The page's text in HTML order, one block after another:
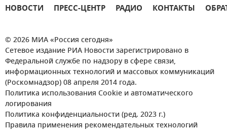
НОВОСТИ ПРЕСС-ЦЕНТР РАДИО КОНТАКТЫ
© 2026 МИА «Россия сегодня»
Сетевое издание РИА Новости зарегистрировано в
Федеральной службе по надзору в сфере связи,
информационных технологий и массовых коммуникаций
(Роскомнадзор) 08 апреля 2014 года.
Политика использования Cookie и автоматического
логирования
Политика конфиденциальности (ред. 2023 г.)
Правила применения рекомендательных технологий